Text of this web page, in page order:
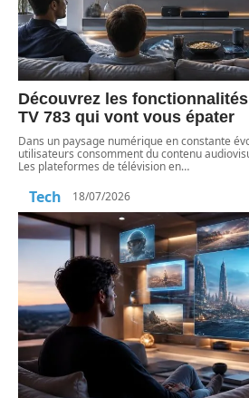
Découvrez les
TV 783 qui vont vous épater
Dans un paysage numérique en constante
utilisateurs consomment du contenu
Les plateformes de télévision en…
Tech 18/07/2026